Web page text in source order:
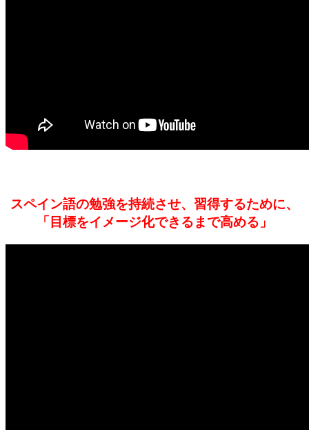
スペイン語の勉強を持続させ、習得するために、
「目標をイメージ化できるまで高める」